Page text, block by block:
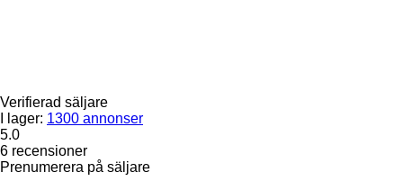
Verifierad säljare
I lager: 1300 annonser
5.0
6 recensioner
Prenumerera på säljare